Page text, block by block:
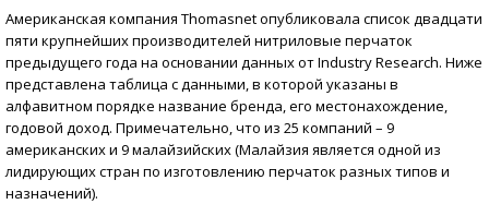
Американская компания Thomasnet опубликовала список двадцати
пяти крупнейших производителей нитриловые перчаток
предыдущего года на основании данных от Industry Research. Ниже
представлена таблица с данными, в которой указаны в
алфавитном порядке название бренда, его местонахождение,
годовой доход. Примечательно, что из 25 компаний – 9
американских и 9 малайзийских (Малайзия является одной из
лидирующих стран по изготовлению перчаток разных типов и
назначений).